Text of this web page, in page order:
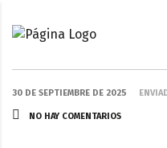
30 DE SEPTIEMBRE DE 2025
NO HAY COMENTARIOS